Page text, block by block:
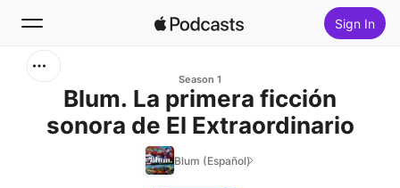
Sign In
Home
Season 1
Blum. La primera ficción
sonora de El Extraordinario
Blum (Español)